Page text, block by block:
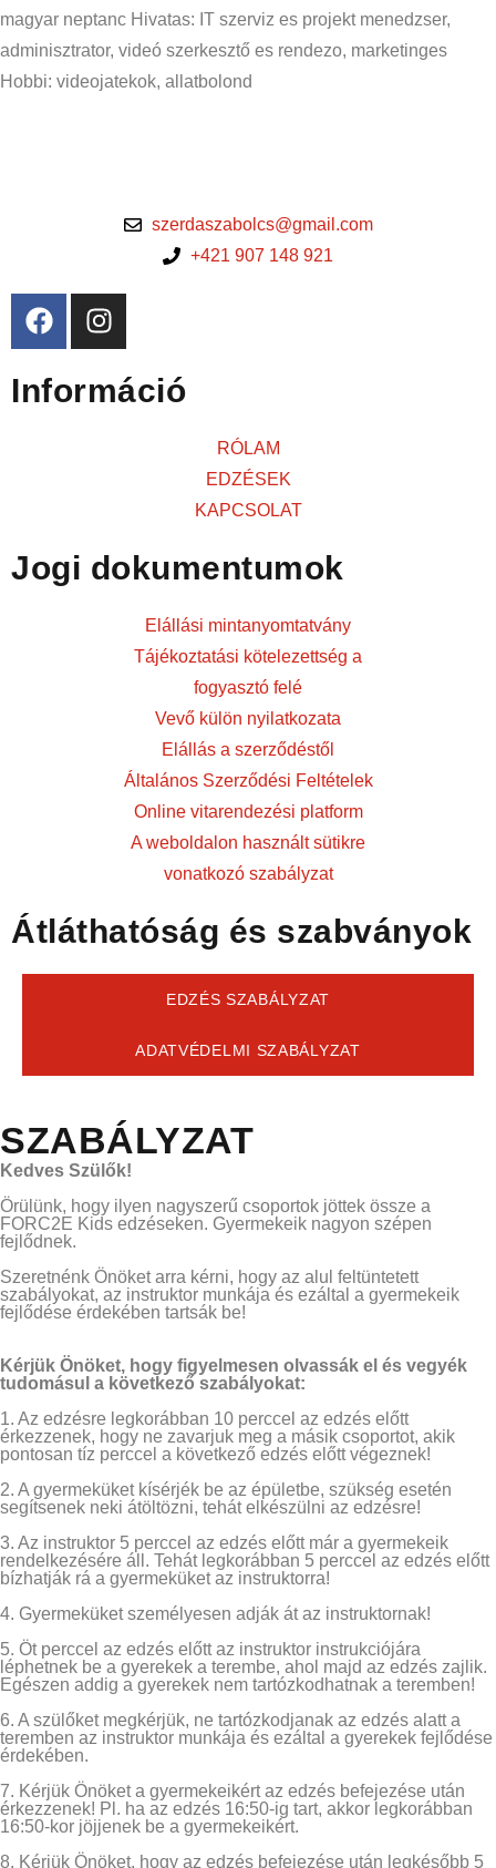
magyar neptanc Hivatas: IT szerviz es projekt menedzser,
adminisztrator, videó szerkesztő es rendezo, marketinges
Hobbi: videojatekok, allatbolond
szerdaszabolcs@gmail.com
+421 907 148 921
Információ
RÓLAM
EDZÉSEK
KAPCSOLAT
Jogi dokumentumok
Elállási mintanyomtatvány
Tájékoztatási kötelezettség a
fogyasztó felé
Vevő külön nyilatkozata
Elállás a szerződéstől
Általános Szerződési Feltételek
Online vitarendezési platform
A weboldalon használt sütikre
vonatkozó szabályzat
Átláthatóság és szabványok
EDZÉS SZABÁLYZAT
ADATVÉDELMI SZABÁLYZAT
SZABÁLYZAT
Kedves Szülők!
Örülünk, hogy ilyen nagyszerű csoportok jöttek össze a
FORC2E Kids edzéseken. Gyermekeik nagyon szépen
fejlődnek.
Szeretnénk Önöket arra kérni, hogy az alul feltüntetett
szabályokat, az instruktor munkája és ezáltal a gyermekeik
fejlődése érdekében tartsák be!
Kérjük Önöket, hogy figyelmesen olvassák el és vegyék
tudomásul a következő szabályokat:
1. Az edzésre legkorábban 10 perccel az edzés előtt
érkezzenek, hogy ne zavarjuk meg a másik csoportot, akik
pontosan tíz perccel a következő edzés előtt végeznek!
2. A gyermeküket kísérjék be az épületbe, szükség esetén
segítsenek neki átöltözni, tehát elkészülni az edzésre!
3. Az instruktor 5 perccel az edzés előtt már a gyermekeik
rendelkezésére áll. Tehát legkorábban 5 perccel az edzés előtt
bízhatják rá a gyermeküket az instruktorra!
4. Gyermeküket személyesen adják át az instruktornak!
5. Öt perccel az edzés előtt az instruktor instrukciójára
léphetnek be a gyerekek a terembe, ahol majd az edzés zajlik.
Egészen addig a gyerekek nem tartózkodhatnak a teremben!
6. A szülőket megkérjük, ne tartózkodjanak az edzés alatt a
teremben az instruktor munkája és ezáltal a gyerekek fejlődése
érdekében.
7. Kérjük Önöket a gyermekeikért az edzés befejezése után
érkezzenek! Pl. ha az edzés 16:50-ig tart, akkor legkorábban
16:50-kor jöjjenek be a gyermekeikért.
8. Kérjük Önöket, hogy az edzés befejezése után legkésőbb 5